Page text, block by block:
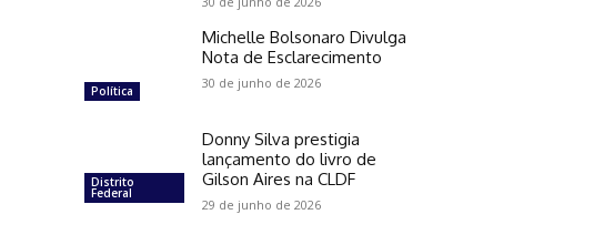
Política
Michelle Bolsonaro Divulga
Nota de Esclarecimento
30 de junho de 2026
Distrito
Federal
Donny Silva prestigia
lançamento do livro de
Gilson Aires na CLDF
29 de junho de 2026